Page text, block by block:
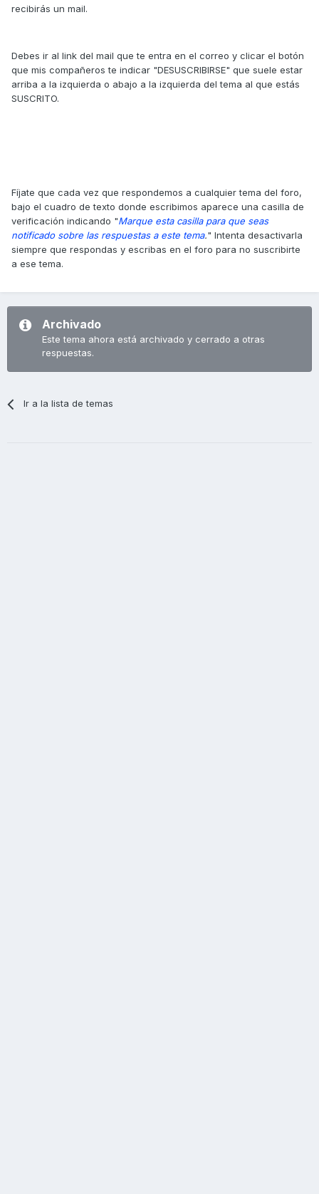
recibirás un mail.
Debes ir al link del mail que te entra en el correo y clicar el botón
que mis compañeros te indicar "DESUSCRIBIRSE" que suele estar
arriba a la izquierda o abajo a la izquierda del tema al que estás
SUSCRITO.
Fíjate que cada vez que respondemos a cualquier tema del foro,
bajo el cuadro de texto donde escribimos aparece una casilla de
verificación indicando "Marque esta casilla para que seas
notificado sobre las respuestas a este tema." Intenta desactivarla
siempre que respondas y escribas en el foro para no suscribirte
a ese tema.
Archivado
Este tema ahora está archivado y cerrado a otras
respuestas.
Ir a la lista de temas